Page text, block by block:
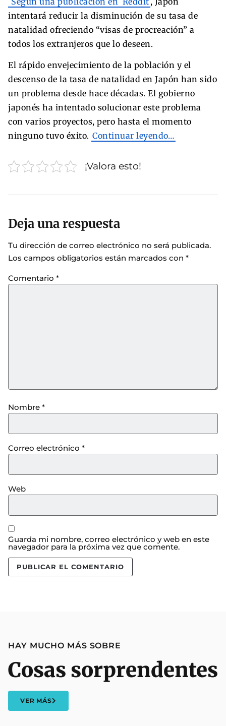
intentará reducir la disminución de su tasa de
natalidad ofreciendo “visas de procreación” a
todos los extranjeros que lo deseen.
El rápido envejecimiento de la población y el
descenso de la tasa de natalidad en Japón han sido
un problema desde hace décadas. El gobierno
japonés ha intentado solucionar este problema
con varios proyectos, pero hasta el momento
ninguno tuvo éxito. Continuar leyendo…
¡Valora esto!
Deja una respuesta
Tu dirección de correo electrónico no será publicada.
Los campos obligatorios están marcados con *
Comentario *
Nombre *
Correo electrónico *
Web
Guarda mi nombre, correo electrónico y web en este
navegador para la próxima vez que comente.
HAY MUCHO MÁS SOBRE
Cosas sorprendentes
VER MÁS